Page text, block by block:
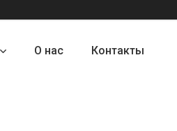
О нас Контакты